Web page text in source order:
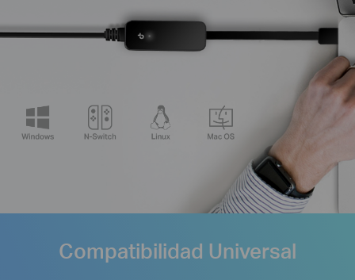
Compatibilidad Universal